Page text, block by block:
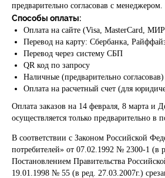
предварительно согласовав с менеджером.
Способы оплаты:
Оплата на сайте (Visa, MasterCard,
Перевод на карту: Сбербанка,
Перевод через систему СБП
QR код по запросу
Наличные (предварительно согласовав)
Оплата на расчетный счет (для
Оплата заказов на 14 февраля, 8 марта и
осуществляется только предварительно в
В соответствии с Законом Российской
потребителей» от 07.02.1992 № 2300-1 (в
Постановлением Правительства
19.01.1998 № 55 (в ред. 27.03.2007г.)